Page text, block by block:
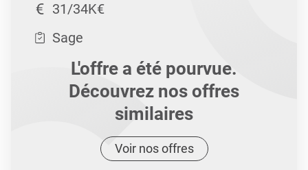
31/34K€
Sage
L'offre a été pourvue.
Découvrez nos offres
similaires
Voir nos offres